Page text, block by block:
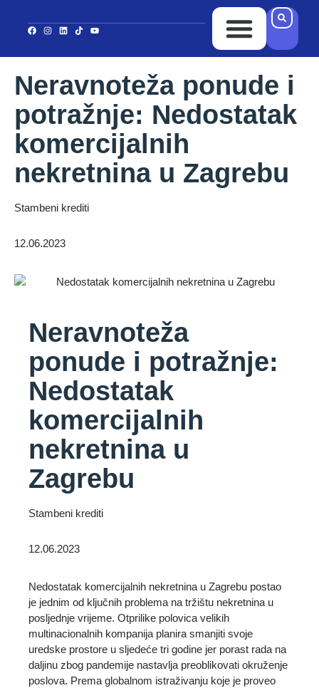
Neravnoteža ponude i
potražnje: Nedostatak
komercijalnih
nekretnina u Zagrebu
Stambeni krediti
12.06.2023
Neravnoteža
ponude i potražnje:
Nedostatak
komercijalnih
nekretnina u
Zagrebu
Stambeni krediti
12.06.2023
Nedostatak komercijalnih nekretnina u Zagrebu postao
je jednim od ključnih problema na tržištu nekretnina u
posljednje vrijeme. Otprilike polovica velikih
multinacionalnih kompanija planira smanjiti svoje
uredske prostore u sljedeće tri godine jer porast rada na
daljinu zbog pandemije nastavlja preoblikovati okruženje
poslova. Prema globalnom istraživanju koje je proveo